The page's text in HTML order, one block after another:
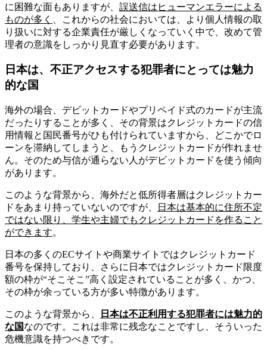
に困難な面もありますが、 誤送信はヒューマンエラーによる
ものが多く
、これからの社会においては、より個人情報の取
り扱いに対する企業責任が厳しくなっていく中で、改めて管
理者の意識をしっかり見直す必要があります。
日本は、不正アクセスする犯罪者にとっては魅力
的な国
海外の場合、デビットカードやプリペイド式のカードが主流
だったりすることが多く、その背景はクレジットカードの信
用情報と国民番号がひも付けられていますから、どこかでロ
ーンを滞納してしまうと、もうクレジットカードが作れませ
ん。そのため与信が通らない人がデビットカードを使う傾向
があります。
このような背景から、海外だと低所得者層はクレジットカー
ドをあまり持っていないのですが、
日本は基本的に住所不定
ではない限り、学生や主婦でもクレジットカードを作ること
ができます。
日本の多くのECサイトや商業サイトではクレジットカード
番号を保持しており、さらに日本ではクレジットカード限度
額の枠が“そこそこ”高く設定されていることが多く、かつ、
その枠が余っている方が多い特徴があります。
このような背景から、
日本は不正利用する犯罪者には魅力的
な国なのです。これは非常に残念なことですし、そういった
危機意識を持つべきです。